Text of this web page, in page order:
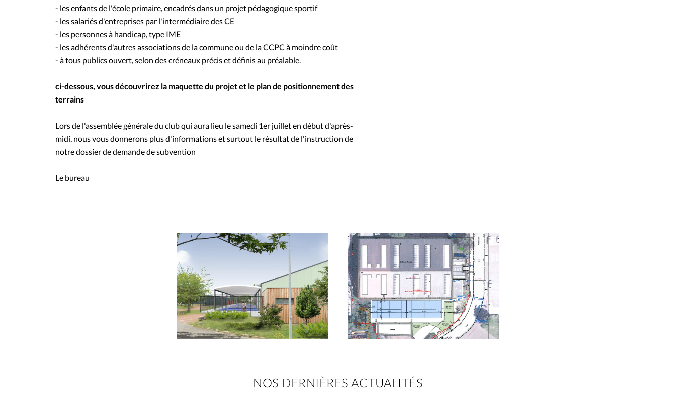
- les enfants de l'école primaire, encadrés dans un projet pédagogique sportif
- les salariés d'entreprises par l'intermédiaire des CE
- les personnes à handicap, type IME
- les adhérents d'autres associations de la commune ou de la CCPC à moindre coût
- à tous publics ouvert, selon des créneaux précis et définis au préalable.
ci-dessous, vous découvrirez la maquette du projet et le plan de positionnement des
terrains
Lors de l'assemblée générale du club qui aura lieu le samedi 1er juillet en début d'après-
midi, nous vous donnerons plus d'informations et surtout le résultat de l'instruction de
notre dossier de demande de subvention
Le bureau
NOS DERNIÈRES ACTUALITÉS